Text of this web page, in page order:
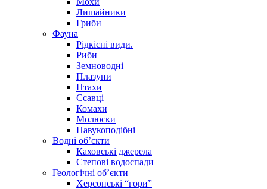
Лишайники
Гриби
Фауна
Рідкісні види.
Риби
Земноводні
Плазуни
Птахи
Ссавці
Комахи
Молюски
Павукоподібні
Водні об’єкти
Каховські джерела
Степові водоспади
Геологічні об’єкти
Херсонські “гори”